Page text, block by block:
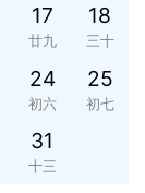
17
廿九
18
三十
24
初六
25
初七
31
十三